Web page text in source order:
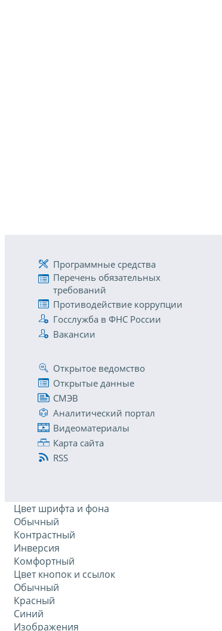
Программные средства
Перечень обязательных
требований
Противодействие коррупции
Госслужба в ФНС России
Вакансии
Открытое ведомство
Открытые данные
СМЭВ
Аналитический портал
Видеоматериалы
Карта сайта
RSS
Цвет шрифта и фона
Обычный
Контрастный
Инверсия
Комфортный
Цвет кнопок и ссылок
Обычный
Красный
Синий
Изображения